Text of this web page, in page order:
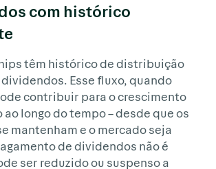
com histórico
têm histórico de distribuição
Esse fluxo, quando
contribuir para o crescimento
longo do tempo – desde que os
mantenham e o mercado seja
de dividendos não é
ser reduzido ou suspenso a